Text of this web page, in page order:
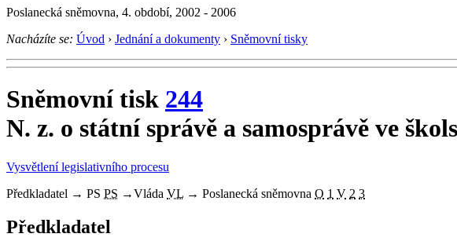
Poslanecká sněmovna, 4. období, 2002 - 2006
Nacházíte se: Úvod › Jednání a dokumenty › Sněmovní tisky
Sněmovní tisk 244
N. z. o státní správě a samosprávě ve
Vysvětlení legislativního procesu
Předkladatel → PS PS →Vláda VL → Poslanecká sněmovna O 1 V 2 3
Předkladatel